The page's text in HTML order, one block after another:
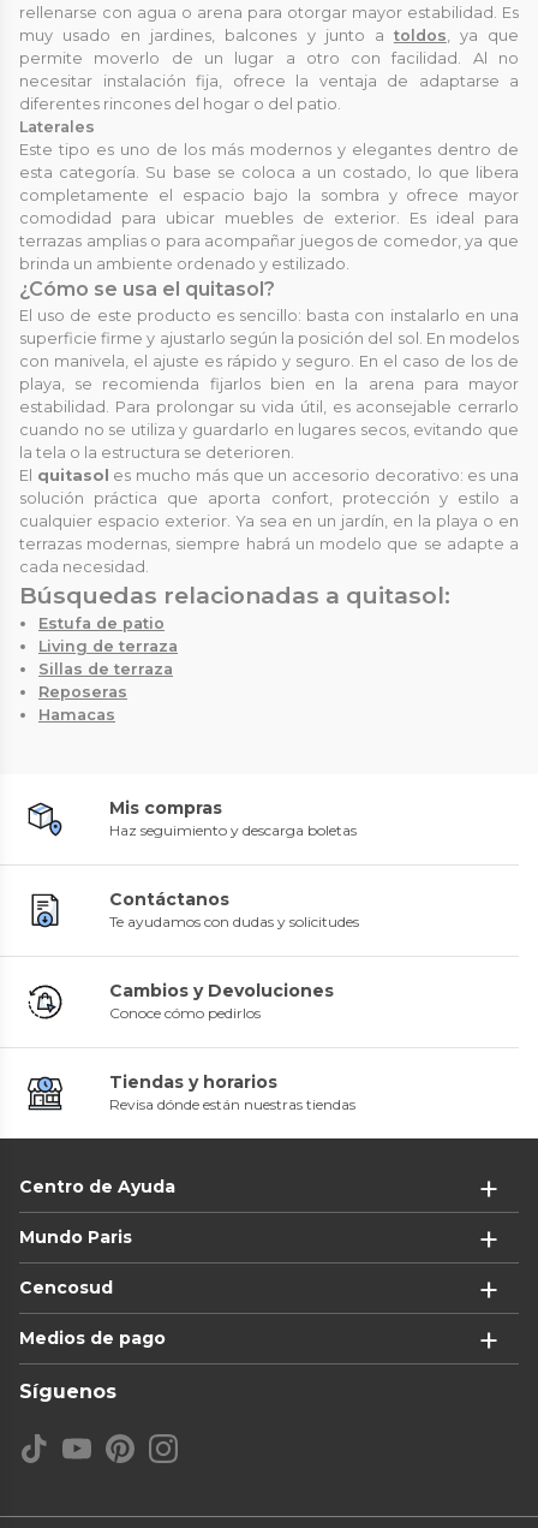
rellenarse con agua o arena para otorgar mayor estabilidad. Es
muy usado en jardines, balcones y junto a toldos , ya que
permite moverlo de un lugar a otro con facilidad. Al no
necesitar instalación fija, ofrece la ventaja de adaptarse a
diferentes rincones del hogar o del patio.
Laterales
Este tipo es uno de los más modernos y elegantes dentro de
esta categoría. Su base se coloca a un costado, lo que libera
completamente el espacio bajo la sombra y ofrece mayor
comodidad para ubicar muebles de exterior. Es ideal para
terrazas amplias o para acompañar juegos de comedor, ya que
brinda un ambiente ordenado y estilizado.
¿Cómo se usa el quitasol?
El uso de este producto es sencillo: basta con instalarlo en una
superficie firme y ajustarlo según la posición del sol. En modelos
con manivela, el ajuste es rápido y seguro. En el caso de los de
playa, se recomienda fijarlos bien en la arena para mayor
estabilidad. Para prolongar su vida útil, es aconsejable cerrarlo
cuando no se utiliza y guardarlo en lugares secos, evitando que
la tela o la estructura se deterioren.
El quitasol es mucho más que un accesorio decorativo: es una
solución práctica que aporta confort, protección y estilo a
cualquier espacio exterior. Ya sea en un jardín, en la playa o en
terrazas modernas, siempre habrá un modelo que se adapte a
cada necesidad.
Búsquedas relacionadas a quitasol:
Estufa de patio
Living de terraza
Sillas de terraza
Reposeras
Hamacas
Mis compras
Haz seguimiento y descarga boletas
Contáctanos
Te ayudamos con dudas y solicitudes
Cambios y Devoluciones
Conoce cómo pedirlos
Tiendas y horarios
Revisa dónde están nuestras tiendas
Centro de Ayuda
Mundo Paris
Cencosud
Medios de pago
Síguenos